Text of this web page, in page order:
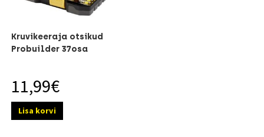
Kruvikeeraja otsikud
Probuilder 37osa
11,99€
Lisa korvi